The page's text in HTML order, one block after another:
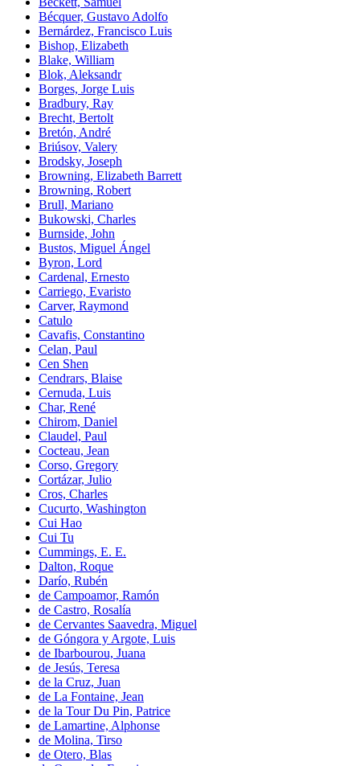
Bécquer, Gustavo Adolfo
Bernárdez, Francisco Luis
Bishop, Elizabeth
Blake, William
Blok, Aleksandr
Borges, Jorge Luis
Bradbury, Ray
Brecht, Bertolt
Bretón, André
Briúsov, Valery
Brodsky, Joseph
Browning, Elizabeth Barrett
Browning, Robert
Brull, Mariano
Bukowski, Charles
Burnside, John
Bustos, Miguel Ángel
Byron, Lord
Cardenal, Ernesto
Carriego, Evaristo
Carver, Raymond
Catulo
Cavafis, Constantino
Celan, Paul
Cen Shen
Cendrars, Blaise
Cernuda, Luis
Char, René
Chirom, Daniel
Claudel, Paul
Cocteau, Jean
Corso, Gregory
Cortázar, Julio
Cros, Charles
Cucurto, Washington
Cui Hao
Cui Tu
Cummings, E. E.
Dalton, Roque
Darío, Rubén
de Campoamor, Ramón
de Castro, Rosalía
de Cervantes Saavedra, Miguel
de Góngora y Argote, Luis
de Ibarbourou, Juana
de Jesús, Teresa
de la Cruz, Juan
de La Fontaine, Jean
de la Tour Du Pin, Patrice
de Lamartine, Alphonse
de Molina, Tirso
de Otero, Blas